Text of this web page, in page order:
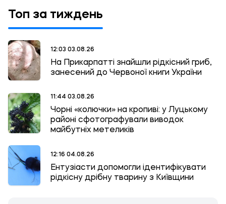
Топ за тиждень
12:03 03.08.26
На Прикарпатті знайшли рідкісний гриб,
занесений до Червоної книги України
11:44 03.08.26
Чорні «колючки» на кропиві: у Луцькому
районі сфотографували виводок
майбутніх метеликів
12:16 04.08.26
Ентузіасти допомогли ідентифікувати
рідкісну дрібну тварину з Київщини